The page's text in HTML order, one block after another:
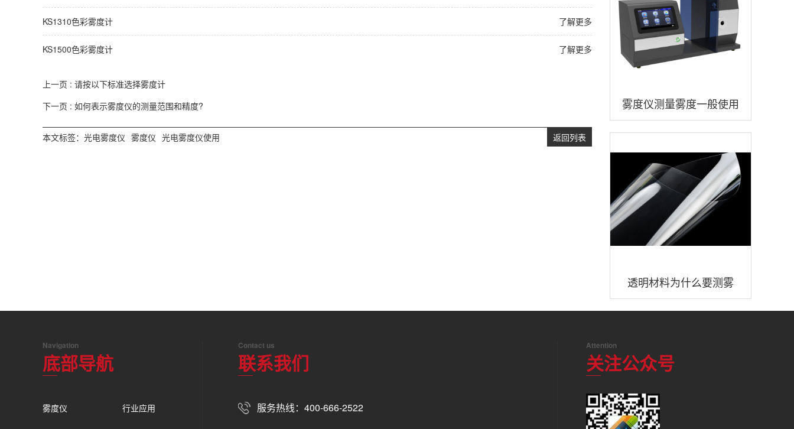
雾度仪测量雾度一般使用
什么测试光源？
透明材料为什么要测雾
度？透明材料雾度度值多
了解更多
KS1310色彩雾度计
了解更多
KS1500色彩雾度计
上一页 : 请按以下标准选择雾度计
下一页 : 如何表示雾度仪的测量范围和精度?
返回列表
本文标签： 光电雾度仪 雾度仪 光电雾度仪使用
Navigation
底部导航
雾度仪 行业应用
Contact us
联系我们
服务热线：400-666-2522
Attention
关注公众号